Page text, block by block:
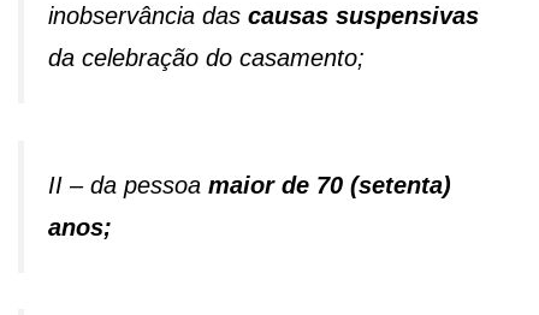
inobservância das causas suspensivas
da celebração do casamento;
II – da pessoa maior de 70 (setenta)
anos;